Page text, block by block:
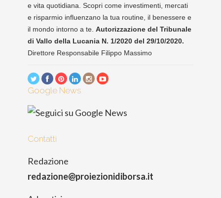
e vita quotidiana. Scopri come investimenti, mercati
e risparmio influenzano la tua routine, il benessere e
il mondo intorno a te. Autorizzazione del Tribunale
di Vallo della Lucania N. 1/2020 del 29/10/2020.
Direttore Responsabile Filippo Massimo
Google News
Contatti
Redazione
redazione@proiezionidiborsa.it